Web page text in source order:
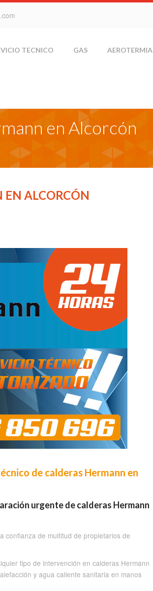
TECNICO GAS AEROTERMIA
en Alcorcón
EN ALCORCÓN
de calderas Hermann en
urgente de calderas Hermann
confianza de multitud de propietarios de
tipo de intervención en calderas Hermann
y agua caliente sanitaria en manos